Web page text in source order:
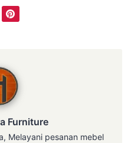
Furniture
Melayani pesanan mebel